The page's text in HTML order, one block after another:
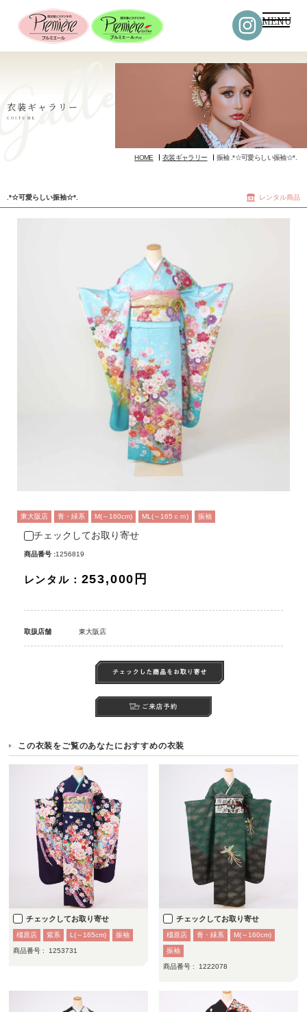
MENU
HOME 衣装ギャラリー 振袖 .*☆可愛らしい振袖☆*.
衣装ギャラリー
COSTUME
.*☆可愛らしい振袖☆*. レンタル商品
東大阪店 青・緑系 M(～160cm) ML(～165ｃｍ) 振袖
チェックしてお取り寄せ
商品番号 :1256819
レンタル： 253,000円
取扱店舗 東大阪店
この衣装をご覧のあなたにおすすめの衣装
チェックしてお取り寄せ
橿原店 紫系 L(～165cm) 振袖
商品番号 : 1253731
チェックしてお取り寄せ
橿原店 青・緑系 M(～160cm)
振袖
商品番号 : 1222078